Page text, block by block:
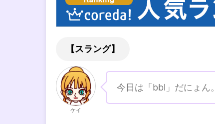
【スラング】
ケイ
今日は「bbl」だにょん。